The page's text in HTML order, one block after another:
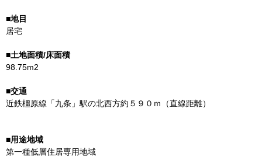
居宅
98.75m2
近鉄橿原線「九条」駅の北西方約５９０ｍ（直線距離）
第一種低層住居専用地域